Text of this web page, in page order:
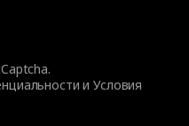
иУсловия